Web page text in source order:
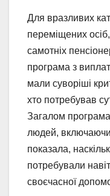
Для вразливих
переміщених
самотніх
програма з
мали суворіші
хто потребував
Загалом
людей, включаючи
показала,
потребували
своєчасної